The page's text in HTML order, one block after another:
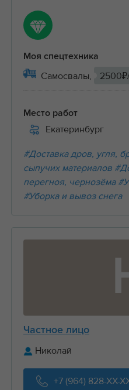
Моя спецтехника
Самосвалы,
Место работ
Екатеринбург
#Доставка дров, угля,
сыпучих материалов
перегноя, чернозёма
#Уборка и вывоз снега
Частное лицо
Николай
+7 (964) 828-XX-